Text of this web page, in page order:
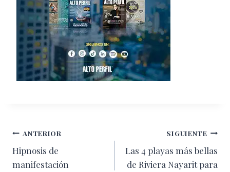
Navegación
de
ANTERIOR
Hipnosis de
manifestación
SIGUIENTE
Las 4 playas más bellas
de Riviera Nayarit para